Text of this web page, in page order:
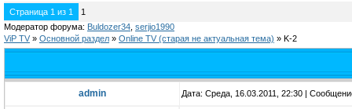
Страница 1 из 1
1
Модератор форума: Buldozer34 serjio1990
ViP TV » Oсновной раздел » Online TV (старая не актуальная тема) » K-2
admin Дата: Среда, 16.03.2011, 22:30 |